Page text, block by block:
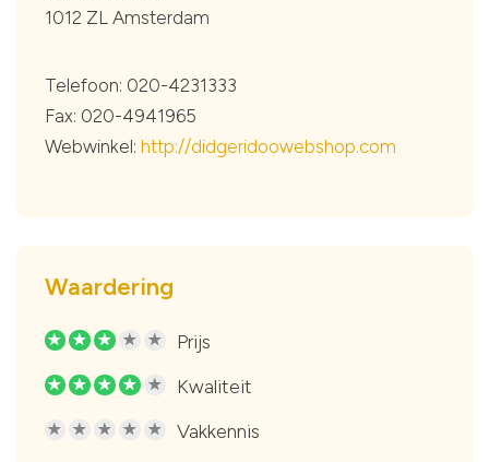
1012 ZL Amsterdam
Telefoon: 020-4231333
Fax: 020-4941965
Webwinkel: http://didgeridoowebshop.com
Waardering
R R R R R Prijs
R R R R R Kwaliteit
R R R R R Vakkennis